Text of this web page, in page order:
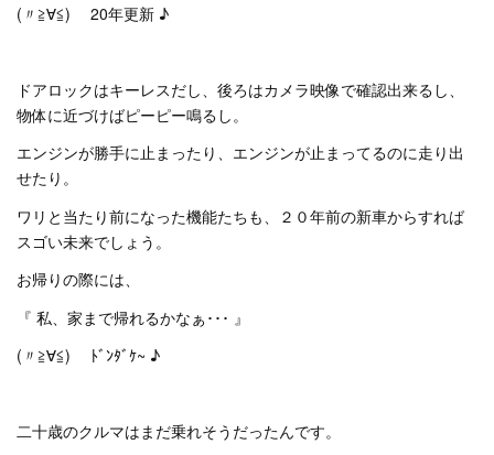
(〃≧∀≦)ゞ 20年更新 ♪
ドアロックはキーレスだし、後ろはカメラ映像で確認出来るし、
物体に近づけばピーピー鳴るし。
エンジンが勝手に止まったり、エンジンが止まってるのに走り出
せたり。
ワリと当たり前になった機能たちも、２０年前の新車からすれば
スゴい未来でしょう。
お帰りの際には、
『 私、家まで帰れるかなぁ･･･ 』
(〃≧∀≦)ゞ ﾄﾞﾝﾀﾞｹ~ ♪
二十歳のクルマはまだ乗れそうだったんです。